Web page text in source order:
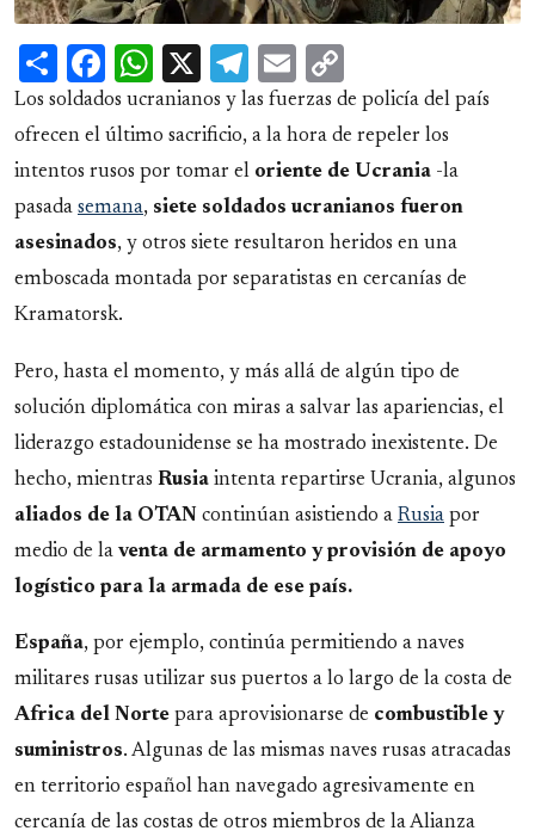
ShareFacebook
WhatsApp
X Telegram
Email
Link
Los soldados ucranianos y las fuerzas de policía del país
ofrecen el último sacrificio, a la hora de repeler los
intentos rusos por tomar el oriente de Ucrania -la
pasada semana, siete soldados ucranianos fueron
asesinados, y otros siete resultaron heridos en una
emboscada montada por separatistas en cercanías de
Kramatorsk.
Pero, hasta el momento, y más allá de algún tipo de
solución diplomática con miras a salvar las apariencias, el
liderazgo estadounidense se ha mostrado inexistente. De
hecho, mientras Rusia intenta repartirse Ucrania, algunos
aliados de la OTAN continúan asistiendo a Rusia por
medio de la venta de armamento y provisión de apoyo
logístico para la armada de ese país.
España, por ejemplo, continúa permitiendo a naves
militares rusas utilizar sus puertos a lo largo de la costa de
Africa del Norte para aprovisionarse de combustible y
suministros. Algunas de las mismas naves rusas atracadas
en territorio español han navegado agresivamente en
cercanía de las costas de otros miembros de la Alianza